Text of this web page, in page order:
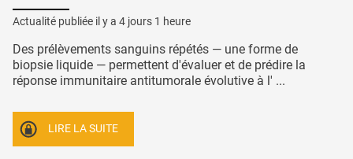
Actualité publiée il y a 4 jours 1 heure
Des prélèvements sanguins répétés — une forme de
biopsie liquide — permettent d'évaluer et de prédire la
réponse immunitaire antitumorale évolutive à l' ...
LIRE LA SUITE